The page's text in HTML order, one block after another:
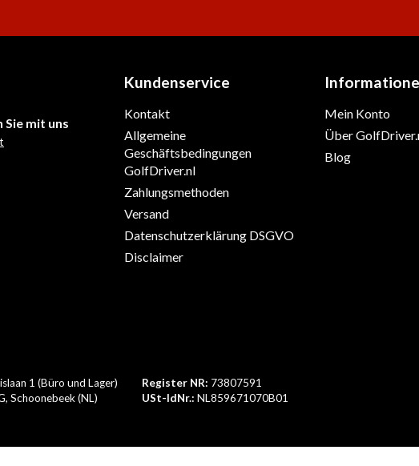
Sie mit uns
Kundenservice
Kontakt
Allgemeine
Geschäftsbedingungen
GolfDriver.nl
Zahlungsmethoden
Versand
Datenschutzerklärung DSGVO
Disclaimer
Mein Konto
Über
Blog
1 (Büro und Lager)
Schoonebeek (NL)
Register NR: 73807591
USt-IdNr.: NL859671070B01